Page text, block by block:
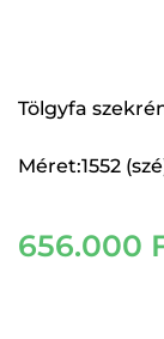
Tölgyfa
Méret:1552
656.000